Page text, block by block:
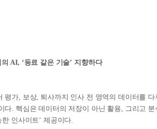
AI, ‘동료 같은 기술’ 지향하다
평가, 보상, 퇴사까지 인사 전 영역의 데이터를 다
다. 핵심은 데이터의 저장이 아닌 활용, 그리고 분
인사이트’ 제공이다.